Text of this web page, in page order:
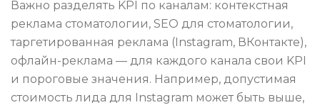
Важно разделять KPI по каналам: контекстная
реклама стоматологии, SEO для стоматологии,
таргетированная реклама (Instagram, ВКонтакте),
офлайн-реклама — для каждого канала свои KPI
и пороговые значения. Например, допустимая
стоимость лида для Instagram может быть выше,